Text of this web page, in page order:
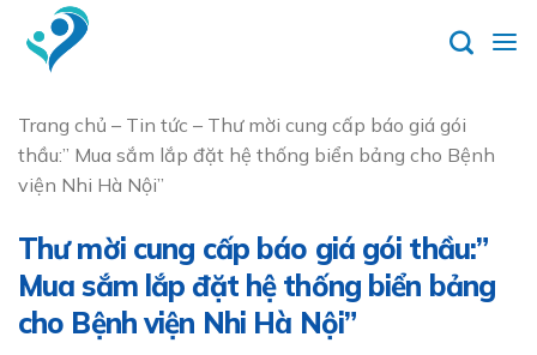
content
Trang chủ – Tin tức – Thư mời cung cấp báo giá gói
thầu:” Mua sắm lắp đặt hệ thống biển bảng cho Bệnh
viện Nhi Hà Nội”
Thư mời cung cấp báo giá gói thầu:”
Mua sắm lắp đặt hệ thống biển bảng
cho Bệnh viện Nhi Hà Nội”